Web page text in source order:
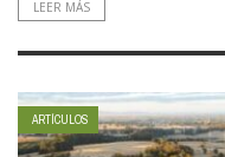
LEER MÁS
ARTÍCULOS